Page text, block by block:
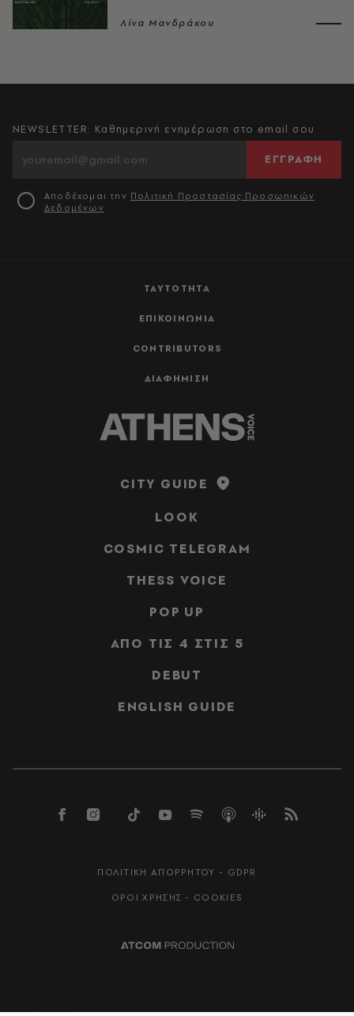
Λίνα Μανδράκου
ΤΑΥΤΟΤΗΤΑ
ΕΠΙΚΟΙΝΩΝΙΑ
CONTRIBUTORS
ΔΙΑΦΗΜΙΣΗ
NEWSLETTER: Καθημερινή ενημέρωση στο email σου
ΕΓΓΡΑΦΗ
Αποδέχομαι την Πολιτική Προστασίας Προσωπικών
Δεδομένων
CITY GUIDE
LOOK
COSMIC TELEGRAM
THESS VOICE
POP UP
ΑΠΟ ΤΙΣ 4 ΣΤΙΣ 5
DEBUT
ENGLISH GUIDE
ΠΟΛΙΤΙΚΗ ΑΠΟΡΡΗΤΟΥ - GDPR
ΟΡΟΙ ΧΡΗΣΗΣ - COOKIES